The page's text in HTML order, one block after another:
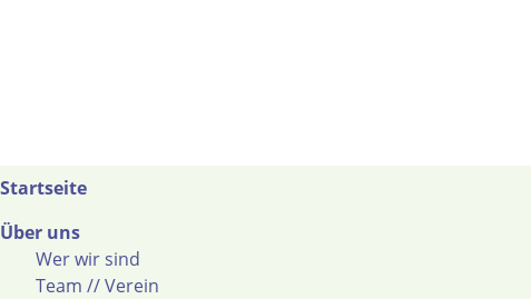
Startseite
Über uns
Wer wir sind
Team // Verein